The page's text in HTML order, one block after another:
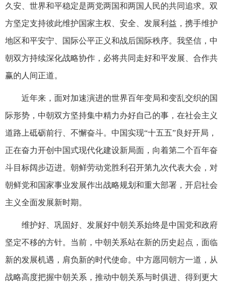
久安、世界和平稳定是两党两国和两国人民的共同追求。双
方坚定支持彼此维护国家主权、安全、发展利益，携手维护
地区和平安宁、国际公平正义和战后国际秩序。我坚信，中
朝双方持续深化战略协作，必将共同走好和平发展、合作共
赢的人间正道。
近年来，面对加速演进的世界百年变局和变乱交织的国
际形势，中朝双方坚持集中精力办好自己的事，在社会主义
道路上砥砺前行、不懈奋斗。中国实现“十五五”良好开局，
正在奋力开创中国式现代化建设新局面，向着第二个百年奋
斗目标阔步迈进。朝鲜劳动党胜利召开第九次代表大会，对
朝鲜党和国家事业发展作出战略规划和重大部署，开启社会
主义全面发展新时期。
维护好、巩固好、发展好中朝关系始终是中国党和政府
坚定不移的方针。当前，中朝关系站在新的历史起点，面临
新的发展机遇，肩负新的时代使命。中方愿同朝方一道，从
战略高度把握中朝关系，推动中朝关系与时俱进、得到更大